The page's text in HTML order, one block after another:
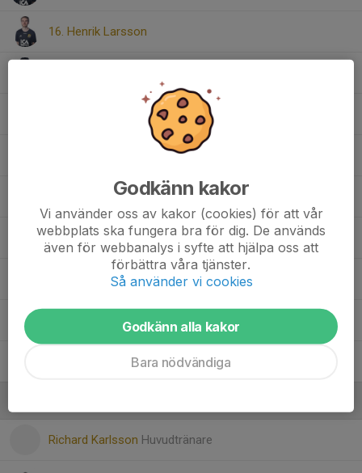
16. Henrik Larsson
18. Tom Johansson
21. Samuel Emrani
22. Oskar Wickman
23. Noel Westin
26. Brage Norlin
33. Ludvig Engström
Richard Karlsson Huvudtränare
Godkänn kakor
Vi använder oss av kakor (cookies) för att vår
webbplats ska fungera bra för dig. De används
även för webbanalys i syfte att hjälpa oss att
förbättra våra tjänster.
Så använder vi cookies
Godkänn alla kakor
Bara nödvändiga